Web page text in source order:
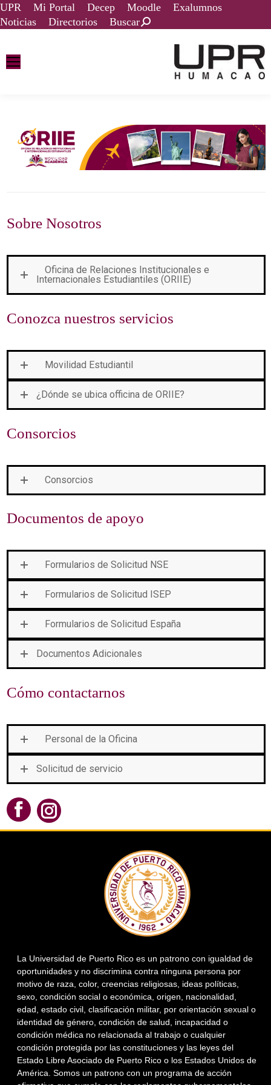
UPR Mi Portal Decep Moodle
Exalumnos
Noticias
Directorios Buscar
Sobre Nosotros
Oficina de Relaciones Institucionales e
Internacionales Estudiantiles (ORIIE)
Conozca nuestros servicios
Movilidad Estudiantil
¿Dónde se ubica officina de ORIIE?
Consorcios
Consorcios
Documentos de apoyo
Formularios de Solicitud NSE
Formularios de Solicitud ISEP
Formularios de Solicitud España
Documentos Adicionales
Cómo contactarnos
Personal de la Oficina
Solicitud de servicio
Facebook
Instagram
La Universidad de Puerto Rico es un patrono con igualdad de
oportunidades y no discrimina contra ninguna persona por
motivo de raza, color, creencias religiosas, ideas políticas,
sexo, condición social o económica, origen, nacionalidad,
edad, estado civil, clasificación militar, por orientación sexual o
identidad de género, condición de salud, incapacidad o
condición médica no relacionada al trabajo o cualquier
condición protegida por las constituciones y las leyes del
Estado Libre Asociado de Puerto Rico o los Estados Unidos de
América. Somos un patrono con un programa de acción